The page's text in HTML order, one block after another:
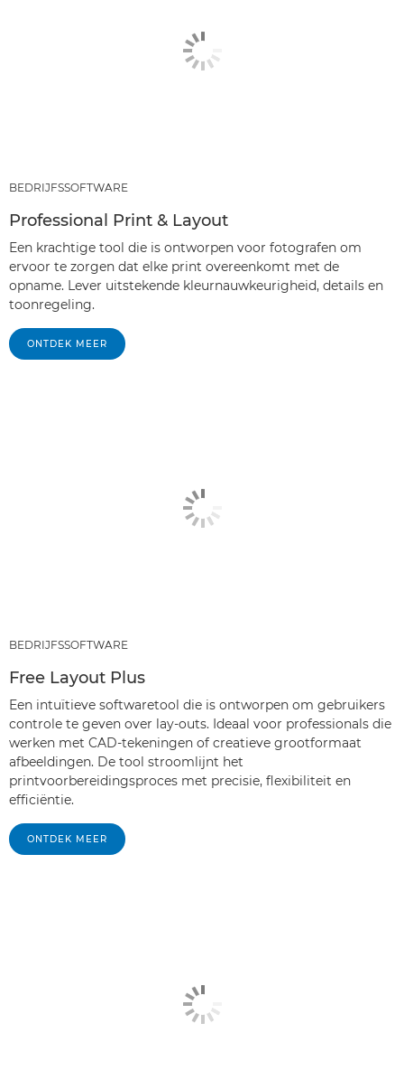
BEDRIJFSSOFTWARE
Professional Print & Layout
Een krachtige tool die is ontworpen voor fotografen om
ervoor te zorgen dat elke print overeenkomt met de
opname. Lever uitstekende kleurnauwkeurigheid, details en
toonregeling.
ONTDEK MEER
BEDRIJFSSOFTWARE
Free Layout Plus
Een intuïtieve softwaretool die is ontworpen om gebruikers
controle te geven over lay-outs. Ideaal voor professionals die
werken met CAD-tekeningen of creatieve grootformaat
afbeeldingen. De tool stroomlijnt het
printvoorbereidingsproces met precisie, flexibiliteit en
efficiëntie.
ONTDEK MEER